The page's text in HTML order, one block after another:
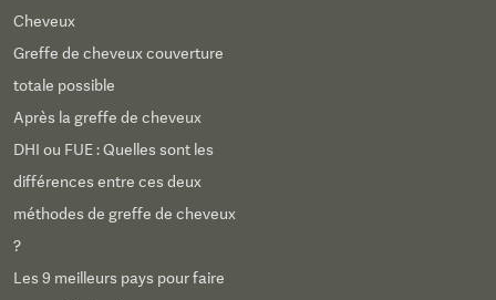
Cheveux
Greffe de cheveux couverture
totale possible
Après la greffe de cheveux
DHI ou FUE : Quelles sont les
différences entre ces deux
méthodes de greffe de cheveux
?
Les 9 meilleurs pays pour faire